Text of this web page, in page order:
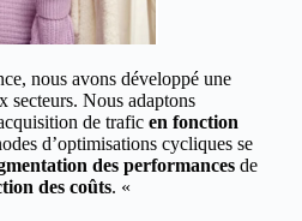
nous avons développé une
secteurs. Nous adaptons
de trafic en fonction
d’optimisations cycliques se
des performancesde
des coûts. «